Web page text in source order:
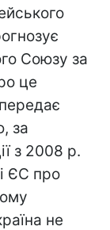
Союзу за
це
за
з 2008 р.
ЄС про
не